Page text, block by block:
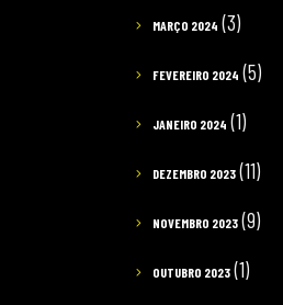
MARÇO 2024 (3)
FEVEREIRO 2024 (5)
JANEIRO 2024 (1)
DEZEMBRO 2023 (11)
NOVEMBRO 2023 (9)
OUTUBRO 2023 (1)